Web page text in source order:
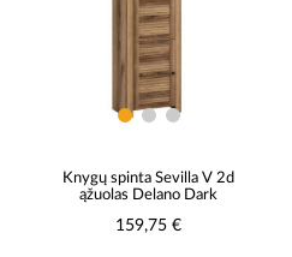
Knygų spinta Sevilla V 2d
ąžuolas Delano Dark
159,75 €